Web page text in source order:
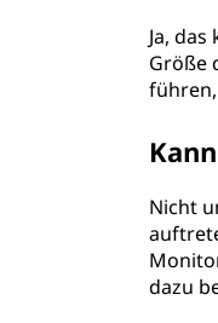
Ja,
Größe
Nicht
dazu